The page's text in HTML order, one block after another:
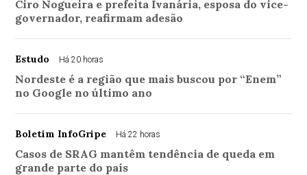
Ciro Nogueira e prefeita Ivanária, esposa do vice-
governador, reafirmam adesão
Estudo Há 20 horas
Nordeste é a região que mais buscou por “Enem”
no Google no último ano
Boletim InfoGripe Há 22 horas
Casos de SRAG mantêm tendência de queda em
grande parte do país